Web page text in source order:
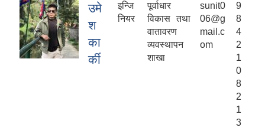
उमे
श
का
र्की
इन्जि
नियर
पूर्वाधार
विकास तथा
वातावरण
व्यवस्थापन
शाखा
sunit0
06@g
mail.c
om
9
8
4
2
1
0
8
2
1
3